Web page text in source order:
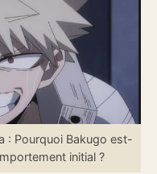
: Pourquoi Bakugo est-
initial ?